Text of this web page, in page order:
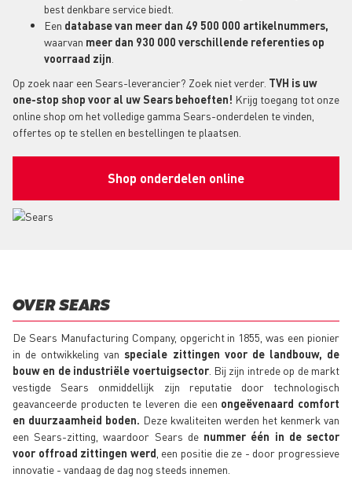
best denkbare service biedt.
Een database van meer dan 49 500 000 artikelnummers,
waarvan meer dan 930 000 verschillende referenties op
voorraad zijn
Op zoek naar een Sears-leverancier? Zoek niet verder. TVH is uw
one-stop shop voor al uw Sears behoeften! Krijg toegang tot onze
online shop om het volledige gamma Sears-onderdelen te vinden,
offertes op te stellen en bestellingen te plaatsen.
Shop onderdelen online
OVER SEARS
De Sears Manufacturing Company, opgericht in 1855, was een pionier
in de ontwikkeling vanspeciale zittingen voor de landbouw, de
bouw en de industriële voertuigsector. Bij zijn intrede op de markt
vestigde Sears onmiddellijk zijn reputatie door technologisch
geavanceerde producten te leveren die een ongeëvenaard comfort
en duurzaamheid boden. Deze kwaliteiten werden het kenmerk van
een Sears-zitting, waardoor Sears de nummer één in de sector
voor offroad zittingen werd , een positie die ze - door progressieve
innovatie - vandaag de dag nog steeds innemen.